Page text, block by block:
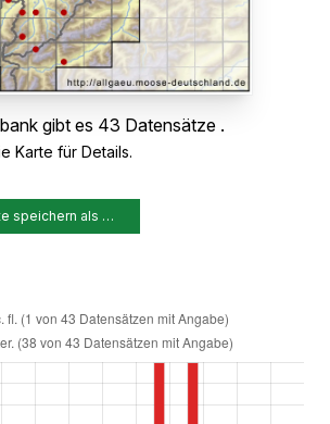
gibt es 43 Datensätze .
Karte für Details.
speichern als …